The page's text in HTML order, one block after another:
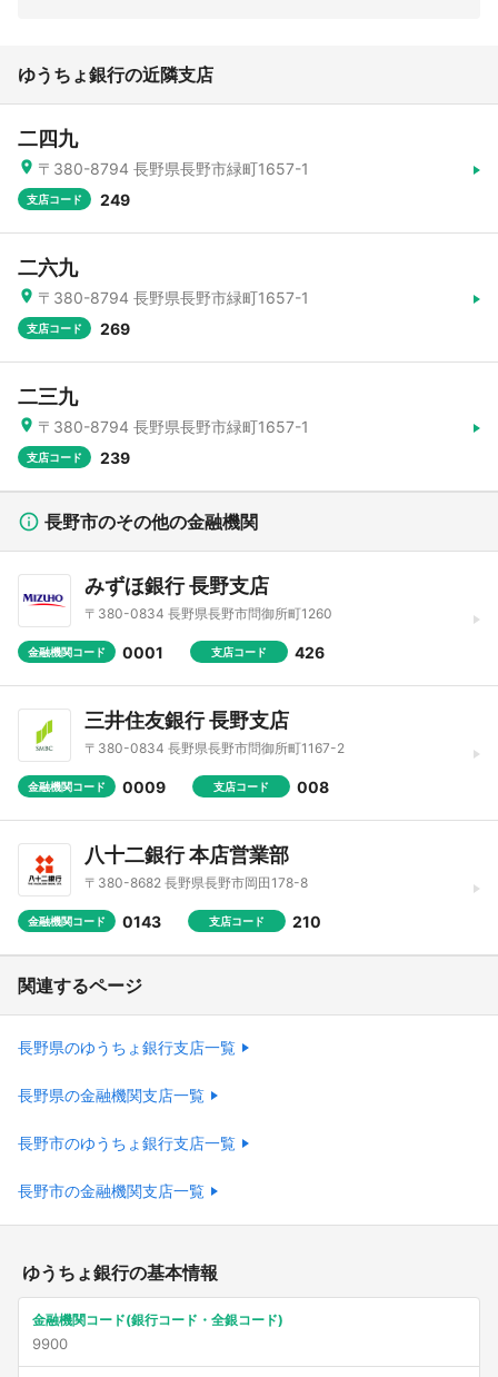
ゆうちょ銀行の近隣支店
二四九
〒380-8794 長野県長野市緑町1657-1
支店コード 249
二六九
〒380-8794 長野県長野市緑町1657-1
支店コード 269
二三九
〒380-8794 長野県長野市緑町1657-1
支店コード 239
長野市のその他の金融機関
みずほ銀行 長野支店
〒380-0834 長野県長野市問御所町1260
金融機関コード 0001 支店コード 426
三井住友銀行 長野支店
〒380-0834 長野県長野市問御所町1167-2
金融機関コード 0009 支店コード 008
八十二銀行 本店営業部
〒380-8682 長野県長野市岡田178-8
金融機関コード 0143 支店コード 210
関連するページ
長野県のゆうちょ銀行支店一覧
長野県の金融機関支店一覧
長野市のゆうちょ銀行支店一覧
長野市の金融機関支店一覧
ゆうちょ銀行の基本情報
金融機関コード(銀行コード・全銀コード)
9900